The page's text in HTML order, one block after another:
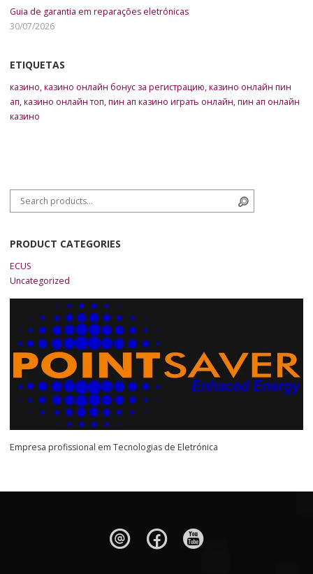
Guia de garantia em reparações eletrónicas
30/07/2026
ETIQUETAS
казино,казино онлайн бонус за регистрацию,казино онлайн пин
ап,казино онлайн топ,пин ап казино играть онлайн,пин ап онлайн
казино
Search for:
PRODUCT CATEGORIES
ECUS
Uncategorized
Empresa profissional em Tecnologias de Eletrónica